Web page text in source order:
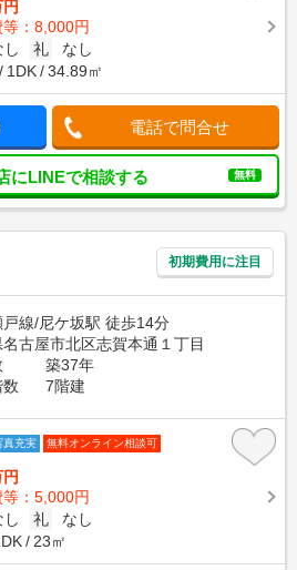
：8,000円
し 礼
なし
1DK 34.89㎡
電話で問合せ
にLINEで相談する 無料
初期費用に注目
線/尼ケ坂駅 徒歩14分
古屋市北区志賀本通１丁目
築37年
7階建
真充実 無料オンライン相談可
：5,000円
し 礼
なし
23㎡